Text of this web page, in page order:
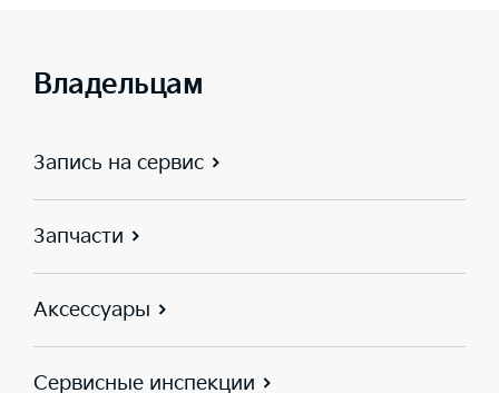
Владельцам
Запись на сервис
Запчасти
Аксессуары
Сервисные инспекции